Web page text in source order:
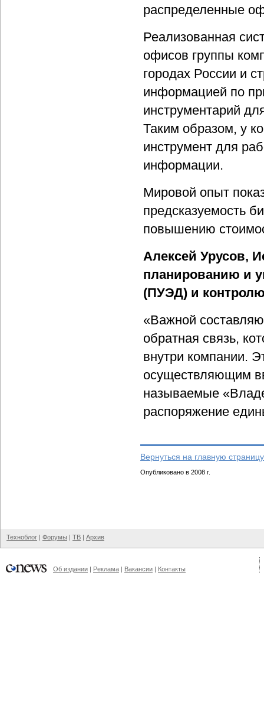
распределенные
Реализованная
офисов группы
городах России и
информацией по
инструментарий
Таким образом, у
инструмент для
информации.
Мировой опыт
предсказуемость
повышению
Алексей Урусов,
планированию и
(ПУЭД) и
«Важной
обратная связь,
внутри компании.
осуществляющим
называемые
распоряжение
Вернуться на главную
Опубликовано в 2008 г.
Техноблог | Форумы | ТВ | Архив
Об издании | Реклама | Вакансии | Контакты